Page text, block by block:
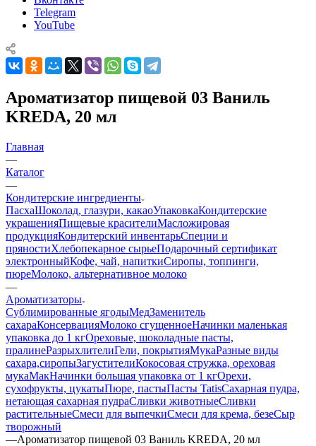
Telegram
YouTube
Ароматизатор пищевой 03 Ваниль
KREDA, 20 мл
Главная
—
Каталог
—
Кондитерские ингредиенты
ПасхаШоколад, глазури, какаоУпаковкаКондитерские
украшенияПищевые красителиМасложировая
продукцияКондитерский инвентарьСпеции и
пряностиХлебопекарное сырьеПодарочный сертификат
электронныйКофе, чай, напиткиСиропы, топпинги,
пюреМолоко, альтернативное молоко
—
Ароматизаторы
Сублимированные ягодыМедЗаменитель
сахараКонсервацияМолоко сгущенноеНачинки маленькая
упаковка до 1 кгОреховые, шоколадные пасты,
пралинеРазрыхлителиГели, покрытияМукаРазные виды
сахара,сиропыЗагустителиКокосовая стружка, ореховая
мукаМакНачинки большая упаковка от 1 кгОрехи,
сухофрукты, цукатыПюре, пастыПасты TatisСахарная пудра,
нетающая сахарная пудраСливки животныеСливки
растительныеСмеси для выпечкиСмеси для крема, безеСыр
творожный
—Ароматизатор пищевой 03 Ваниль KREDA, 20 мл